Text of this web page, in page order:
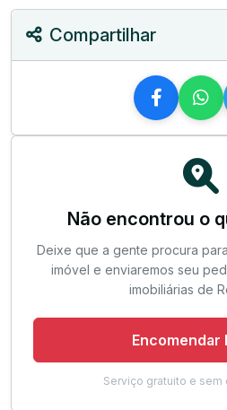
Compartilhar
Não encontrou o
Deixe que a gente procura
imóvel e enviaremos seu
imobiliárias de
Encomendar
Serviço gratuito e sem